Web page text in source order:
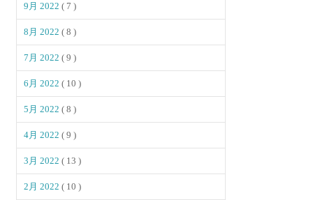
9月 2022( 7 )
8月 2022( 8 )
7月 2022( 9 )
6月 2022( 10 )
5月 2022( 8 )
4月 2022( 9 )
3月 2022( 13 )
2月 2022( 10 )